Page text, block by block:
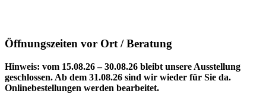
Öffnungszeiten vor Ort / Beratung
Hinweis: vom 15.08.26 – 30.08.26 bleibt unsere Ausstellung
geschlossen. Ab dem 31.08.26 sind wir wieder für Sie da.
Onlinebestellungen werden bearbeitet.